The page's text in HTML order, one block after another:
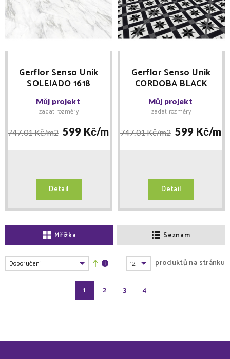
Gerflor Senso Unik
SOLEIADO 1618
samolepící tl. 3,5mm
Můj projekt
zadat rozměry
747.01 Kč/m2 599 Kč/m2
Detail
Gerflor Senso Unik
CORDOBA BLACK
1034 samolepící tl.
3,5mm
Můj projekt
zadat rozměry
747.01 Kč/m2 599 Kč/m2
Detail
Mřížka Seznam
1 2 3 4
produktů na stránku